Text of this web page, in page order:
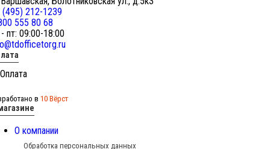
(495) 212-1239
555 80 68
пт: 09:00-18:00
в 10 Вёрст
О компании
Обработка персональных данных